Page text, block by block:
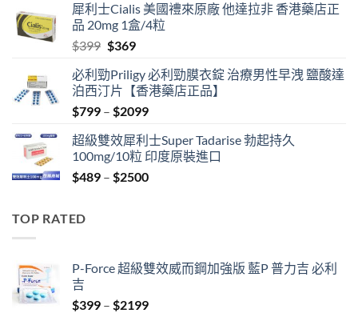
was:
$500.
is:
$450.
犀利士Cialis 美國禮來原廠 他達拉非 香港藥店正
品 20mg 1盒/4粒
$399 Original
was:
$399.
$369Current
is:
$369.
必利勁Priligy 必利勁膜衣錠 治療男性早洩 鹽酸達
泊西汀片【香港藥店正品】
$799 – $2099Price
$799
through
$2099
超級雙效犀利士Super Tadarise 勃起持久
100mg/10粒 印度原裝進口
$489 – $2500Price
TOP RATED
P-Force 超級雙效威而鋼加強版 藍P 普力吉 必利
吉
$399 – $2199Price